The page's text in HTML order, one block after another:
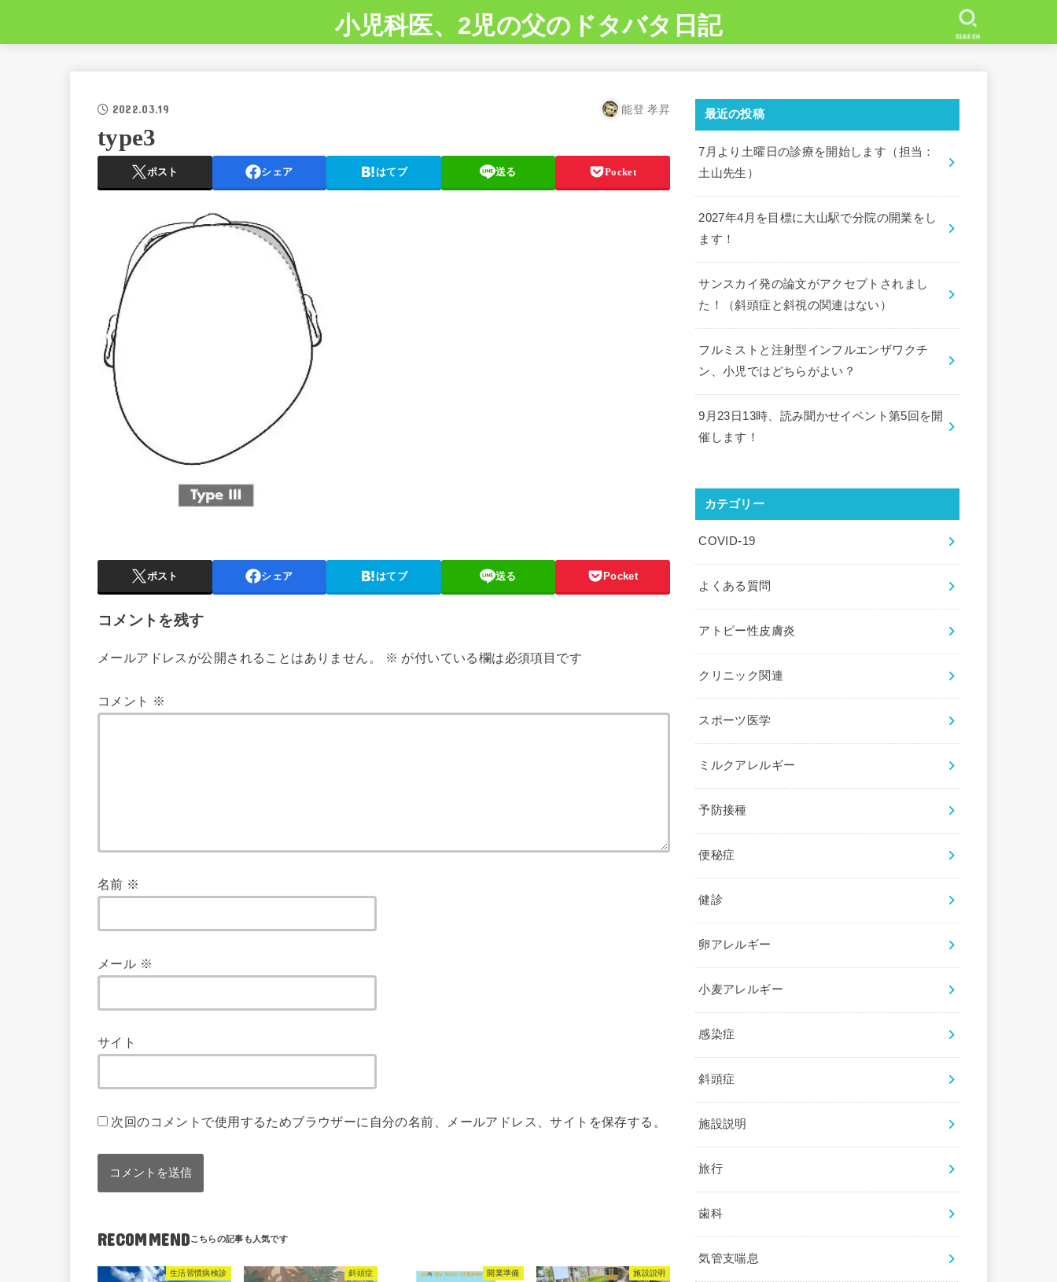
小児科医、2児の父のドタバタ日記 SEARCH
2022.03.19 能登 孝昇
type3
ポスト シェア はてブ 送る Pocket
ポスト シェア はてブ 送る Pocket
コメントを残す
メールアドレスが公開されることはありません。 ※ が付いている欄は必須項目です
コメント ※
名前 ※
メール ※
サイト
次回のコメントで使用するためブラウザーに自分の名前、メールアドレス、サイトを保存する。
RECOMMEND
生活習慣病検診 斜頭症 開業準備 施設説明
最近の投稿
7月より土曜日の診療を開始します（担当：
土山先生）
2027年4月を目標に大山駅で分院の開業をし
ます！
サンスカイ発の論文がアクセプトされまし
た！（斜頭症と斜視の関連はない）
フルミストと注射型インフルエンザワクチ
ン、小児ではどちらがよい？
9月23日13時、読み聞かせイベント第5回を開
催します！
カテゴリー
COVID-19
よくある質問
アトピー性皮膚炎
クリニック関連
スポーツ医学
ミルクアレルギー
予防接種
便秘症
健診
卵アレルギー
小麦アレルギー
感染症
斜頭症
施設説明
旅行
歯科
気管支喘息